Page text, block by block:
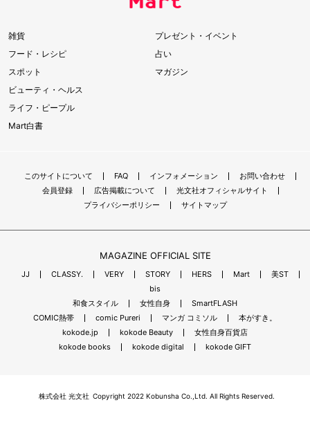
雑貨
フード・レシピ
スポット
ビューティ・ヘルス
ライフ・ピープル
Mart白書
プレゼント・イベント
占い
マガジン
このサイトについて FAQ インフォメーション
お問い合わせ
会員登録
広告掲載について
光文社オフィシャルサイト
プライバシーポリシー
サイトマップ
MAGAZINE OFFICIAL SITE
JJ CLASSY. VERY STORY HERS Mart
美ST
bis
和食スタイル
女性自身
SmartFLASH
COMIC熱帯
comic Pureri マンガ コミソル
本がすき。
kokode.jp
kokode Beauty
女性自身百貨店
kokode books
kokode digital kokode GIFT
株式会社 光文社 Copyright 2022 Kobunsha Co.,Ltd. All Rights Reserved.